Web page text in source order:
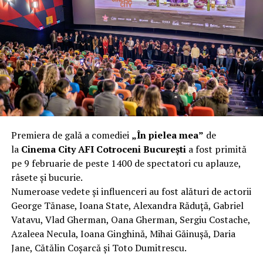
40 km/h. Nu s-a prăbușit, dar s-a deformat atât de tare
încât nu a mai putut fi pliat. Proprietarul l-a aruncat la
fier vechi a doua zi. Asta ca să fie clar de la început: nu
vorbim despre preferințe estetice, ci despre
funcționalitate reală.
Aluminiul, pe scurt: ușor,
rezistent la coroziune, dar cu
nuanțe
Aluminiul e materialul care apare primul în conversație
când cineva caută un pavilion ușor. Și pe bună dreptate.
Densitatea aluminiului e de aproximativ 2,7 g/cm³, față
de circa 7,8 g/cm³ pentru oțel. Practic, la un volum
identic, aluminiul cântărește cam o treime din greutatea
oțelului. Pentru oricine transportă, montează și
demontează frecvent o structură, diferența asta se
Premiera de gală a comediei „În pielea mea” de
la Cinema City AFI Cotroceni Bucureștia fost primită
pe 9 februarie de peste 1400 de spectatori cu aplauze,
râsete și bucurie.
Numeroase vedete și influenceri au fost alături de actorii
George Tănase, Ioana State, Alexandra Răduță, Gabriel
Vatavu, Vlad Gherman, Oana Gherman, Sergiu Costache,
Azaleea Necula, Ioana Ginghină, Mihai Găinușă, Daria
Jane, Cătălin Coșarcă și Toto Dumitrescu.